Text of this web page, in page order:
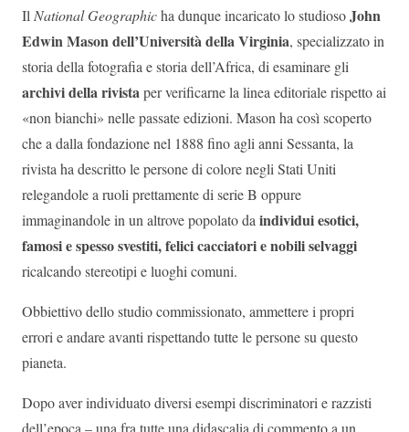
Il National Geographicha dunque incaricato lo studiosoJohn
Edwin Mason dell’Università della Virginia, specializzato in
storia della fotografia e storia dell’Africa, di esaminare gli
archivi della rivistaper verificarne la linea editoriale rispetto ai
«non bianchi» nelle passate edizioni. Mason ha così scoperto
che a dalla fondazione nel 1888 fino agli anni Sessanta, la
rivista ha descritto le persone di colore negli Stati Uniti
relegandole a ruoli prettamente di serie B oppure
immaginandole in un altrove popolato da individui esotici,
famosi e spesso svestiti, felici cacciatori e nobili selvaggi
ricalcando stereotipi e luoghi comuni.
Obbiettivo dello studio commissionato, ammettere i propri
errori e andare avanti rispettando tutte le persone su questo
pianeta.
Dopo aver individuato diversi esempi discriminatori e razzisti
dell’epoca – una fra tutte una didascalia di commento a un